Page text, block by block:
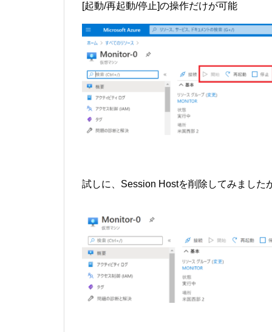
[起動/再起動/停止]の操作だけが可能
試しに、Session Hostを削除してみました